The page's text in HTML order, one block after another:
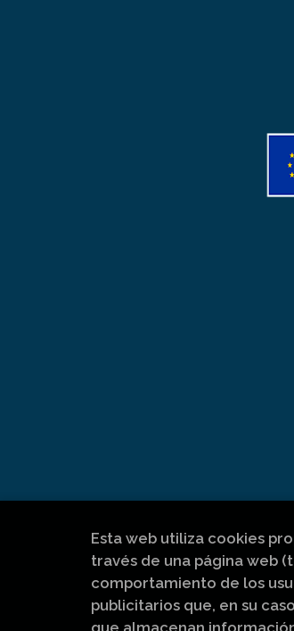
Esta web utiliza cookies
través de una página web
comportamiento de los
publicitarios que, en su
que almacenan